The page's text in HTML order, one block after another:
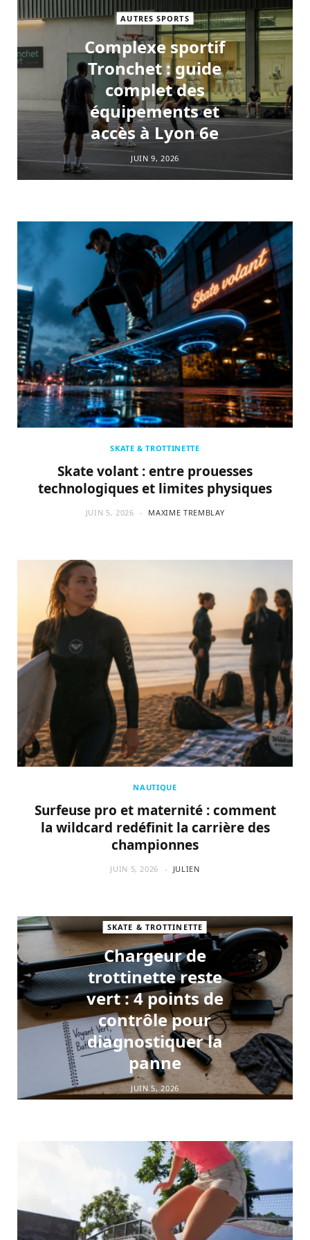
AUTRES SPORTS
Complexe sportif
Tronchet : guide
complet des
équipements et
accès à Lyon 6e
JUIN 9, 2026
SKATE & TROTTINETTE
Skate volant : entre prouesses
technologiques et limites physiques
JUIN 5, 2026 MAXIME TREMBLAY
NAUTIQUE
Surfeuse pro et maternité : comment
la wildcard redéfinit la carrière des
championnes
JUIN 5, 2026 JULIEN
SKATE & TROTTINETTE
Chargeur de
trottinette reste
vert : 4 points de
contrôle pour
diagnostiquer la
panne
JUIN 5, 2026